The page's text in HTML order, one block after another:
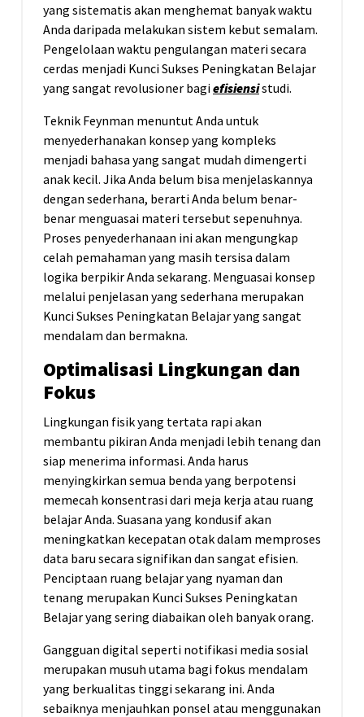
yang sistematis akan menghemat banyak waktu
Anda daripada melakukan sistem kebut semalam.
Pengelolaan waktu pengulangan materi secara
cerdas menjadi Kunci Sukses Peningkatan Belajar
yang sangat revolusioner bagiefisiensistudi.
Teknik Feynman menuntut Anda untuk
menyederhanakan konsep yang kompleks
menjadi bahasa yang sangat mudah dimengerti
anak kecil. Jika Anda belum bisa menjelaskannya
dengan sederhana, berarti Anda belum benar-
benar menguasai materi tersebut sepenuhnya.
Proses penyederhanaan ini akan mengungkap
celah pemahaman yang masih tersisa dalam
logika berpikir Anda sekarang. Menguasai konsep
melalui penjelasan yang sederhana merupakan
Kunci Sukses Peningkatan Belajar yang sangat
mendalam dan bermakna.
Optimalisasi Lingkungan dan
Fokus
Lingkungan fisik yang tertata rapi akan
membantu pikiran Anda menjadi lebih tenang dan
siap menerima informasi. Anda harus
menyingkirkan semua benda yang berpotensi
memecah konsentrasi dari meja kerja atau ruang
belajar Anda. Suasana yang kondusif akan
meningkatkan kecepatan otak dalam memproses
data baru secara signifikan dan sangat efisien.
Penciptaan ruang belajar yang nyaman dan
tenang merupakan Kunci Sukses Peningkatan
Belajar yang sering diabaikan oleh banyak orang.
Gangguan digital seperti notifikasi media sosial
merupakan musuh utama bagi fokus mendalam
yang berkualitas tinggi sekarang ini. Anda
sebaiknya menjauhkan ponsel atau menggunakan